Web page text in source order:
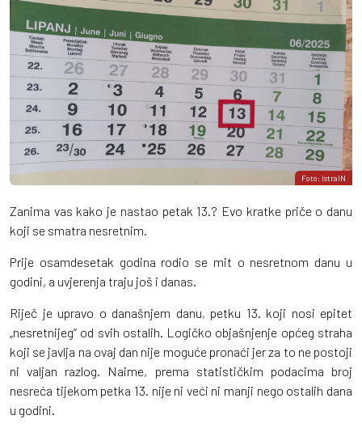
Foto: IstraIN
Zanima vas kako je nastao petak 13.? Evo kratke priče o danu
koji se smatra nesretnim.
Prije osamdesetak godina rodio se mit o nesretnom danu u
godini, a uvjerenja traju još i danas.
Riječ je upravo o današnjem danu, petku 13. koji nosi epitet
„nesretnijeg“ od svih ostalih. Logičko objašnjenje općeg straha
koji se javlja na ovaj dan nije moguće pronaći jer za to ne postoji
ni valjan razlog. Naime, prema statističkim podacima broj
nesreća tijekom petka 13. nije ni veći ni manji nego ostalih dana
u godini.